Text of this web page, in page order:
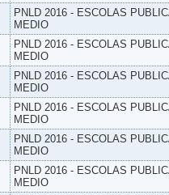
PNLD 2016 - ESCOLAS
MEDIO
PNLD 2016 - ESCOLAS
MEDIO
PNLD 2016 - ESCOLAS
MEDIO
PNLD 2016 - ESCOLAS
MEDIO
PNLD 2016 - ESCOLAS
MEDIO
PNLD 2016 - ESCOLAS
MEDIO